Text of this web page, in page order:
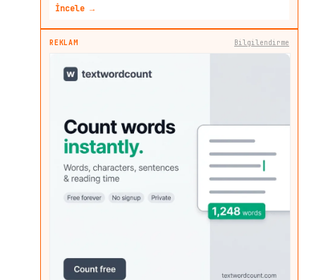
İncele →
REKLAM Bilgilendirme